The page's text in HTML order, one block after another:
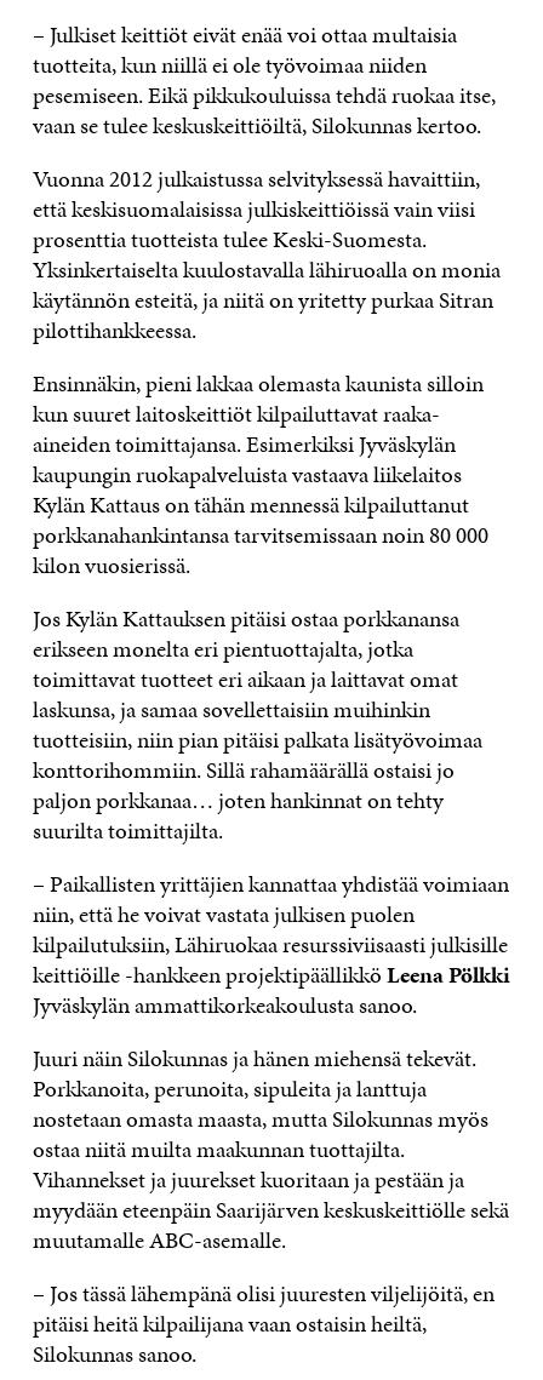
– Julkiset keittiöt eivät enää voi ottaa multaisia
tuotteita, kun niillä ei ole työvoimaa niiden
pesemiseen. Eikä pikkukouluissa tehdä ruokaa itse,
vaan se tulee keskuskeittiöiltä, Silokunnas kertoo.
Vuonna 2012 julkaistussa selvityksessä havaittiin,
että keskisuomalaisissa julkiskeittiöissä vain viisi
prosenttia tuotteista tulee Keski-Suomesta.
Yksinkertaiselta kuulostavalla lähiruoalla on monia
käytännön esteitä, ja niitä on yritetty purkaa Sitran
pilottihankkeessa.
Ensinnäkin, pieni lakkaa olemasta kaunista silloin
kun suuret laitoskeittiöt kilpailuttavat raaka-
aineiden toimittajansa. Esimerkiksi Jyväskylän
kaupungin ruokapalveluista vastaava liikelaitos
Kylän Kattaus on tähän mennessä kilpailuttanut
porkkanahankintansa tarvitsemissaan noin 80 000
kilon vuosierissä.
Jos Kylän Kattauksen pitäisi ostaa porkkanansa
erikseen monelta eri pientuottajalta, jotka
toimittavat tuotteet eri aikaan ja laittavat omat
laskunsa, ja samaa sovellettaisiin muihinkin
tuotteisiin, niin pian pitäisi palkata lisätyövoimaa
konttorihommiin. Sillä rahamäärällä ostaisi jo
paljon porkkanaa… joten hankinnat on tehty
suurilta toimittajilta.
– Paikallisten yrittäjien kannattaa yhdistää voimiaan
niin, että he voivat vastata julkisen puolen
kilpailutuksiin, Lähiruokaa resurssiviisaasti julkisille
keittiöille -hankkeen projektipäällikköLeena Pölkki
Jyväskylän ammattikorkeakoulusta sanoo.
Juuri näin Silokunnas ja hänen miehensä tekevät.
Porkkanoita, perunoita, sipuleita ja lanttuja
nostetaan omasta maasta, mutta Silokunnas myös
ostaa niitä muilta maakunnan tuottajilta.
Vihannekset ja juurekset kuoritaan ja pestään ja
myydään eteenpäin Saarijärven keskuskeittiölle sekä
muutamalle ABC-asemalle.
– Jos tässä lähempänä olisi juuresten viljelijöitä, en
pitäisi heitä kilpailijana vaan ostaisin heiltä,
Silokunnas sanoo.